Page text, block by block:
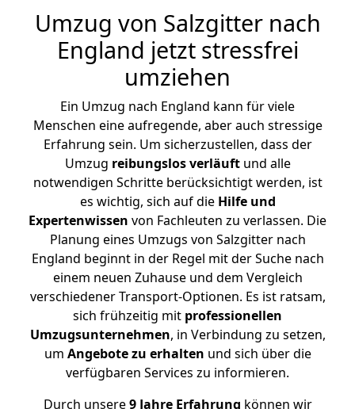
Umzug von Salzgitter nach
England jetzt stressfrei
umziehen
Ein Umzug nach England kann für viele
Menschen eine aufregende, aber auch stressige
Erfahrung sein. Um sicherzustellen, dass der
Umzug reibungslos verläuftund alle
notwendigen Schritte berücksichtigt werden, ist
es wichtig, sich auf die Hilfe und
Expertenwissen von Fachleuten zu verlassen. Die
Planung eines Umzugs von Salzgitter nach
England beginnt in der Regel mit der Suche nach
einem neuen Zuhause und dem Vergleich
verschiedener Transport-Optionen. Es ist ratsam,
sich frühzeitig mit professionellen
Umzugsunternehmen, in Verbindung zu setzen,
um Angebote zu erhalten und sich über die
verfügbaren Services zu informieren.
Durch unsere9 Jahre Erfahrung können wir